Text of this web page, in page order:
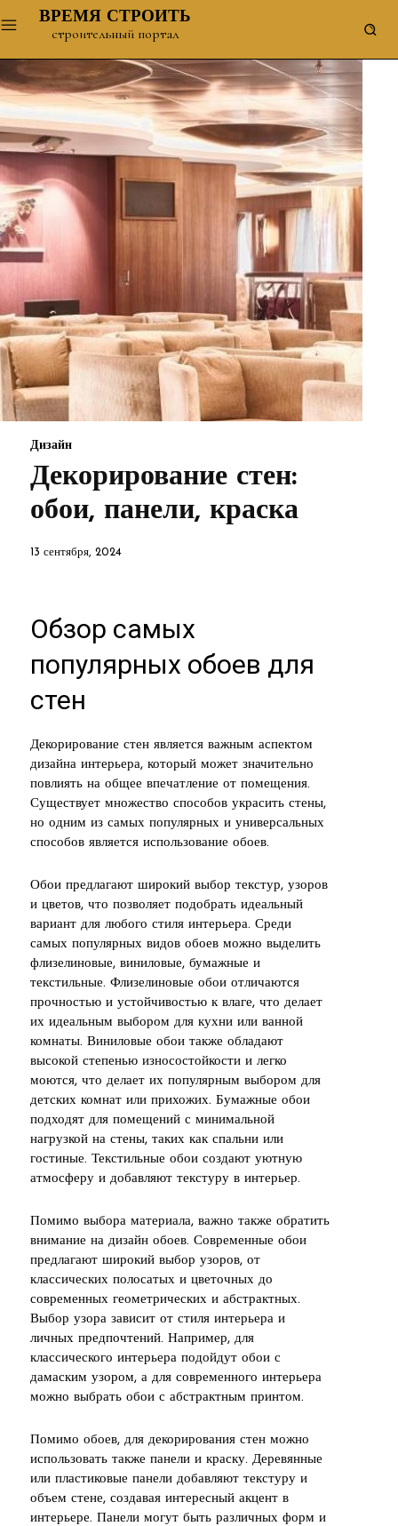
ВРЕМЯ СТРОИТЬ
строительный портал
Дизайн
Декорирование стен:
обои, панели, краска
13 сентября, 2024
Обзор самых
популярных обоев для
стен
Декорирование стен является важным аспектом
дизайна интерьера, который может значительно
повлиять на общее впечатление от помещения.
Существует множество способов украсить стены,
но одним из самых популярных и универсальных
способов является использование обоев.
Обои предлагают широкий выбор текстур, узоров
и цветов, что позволяет подобрать идеальный
вариант для любого стиля интерьера. Среди
самых популярных видов обоев можно выделить
флизелиновые, виниловые, бумажные и
текстильные. Флизелиновые обои отличаются
прочностью и устойчивостью к влаге, что делает
их идеальным выбором для кухни или ванной
комнаты. Виниловые обои также обладают
высокой степенью износостойкости и легко
моются, что делает их популярным выбором для
детских комнат или прихожих. Бумажные обои
подходят для помещений с минимальной
нагрузкой на стены, таких как спальни или
гостиные. Текстильные обои создают уютную
атмосферу и добавляют текстуру в интерьер.
Помимо выбора материала, важно также обратить
внимание на дизайн обоев. Современные обои
предлагают широкий выбор узоров, от
классических полосатых и цветочных до
современных геометрических и абстрактных.
Выбор узора зависит от стиля интерьера и
личных предпочтений. Например, для
классического интерьера подойдут обои с
дамаским узором, а для современного интерьера
можно выбрать обои с абстрактным принтом.
Помимо обоев, для декорирования стен можно
использовать также панели и краску. Деревянные
или пластиковые панели добавляют текстуру и
объем стене, создавая интересный акцент в
интерьере. Панели могут быть различных форм и